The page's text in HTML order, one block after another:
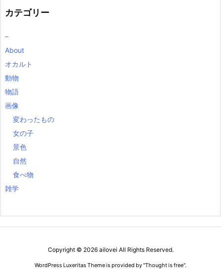
カテゴリー
–
About
オカルト
動物
物語
画像
変わったもの
女の子
景色
自然
食べ物
雑学
Copyright © 2026 ailovei All Rights Reserved.
WordPress Luxeritas Theme is provided by "Thought is free".